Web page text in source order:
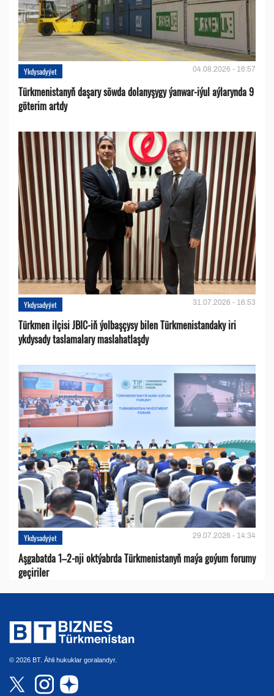
Ykdysadyýet 04.08.2026 - 16:57
Türkmenistanyň daşary söwda dolanyşygy ýanwar-iýul aýlarynda 9
göterim artdy
Ykdysadyýet 31.07.2026 - 16:53
Türkmen ilçisi JBIC-iň ýolbaşçysy bilen Türkmenistandaky iri
ykdysady taslamalary maslahatlaşdy
Ykdysadyýet 29.07.2026 - 14:34
Aşgabatda 1–2-nji oktýabrda Türkmenistanyň maýa goýum forumy
geçiriler
© 2026 BT. Ähli hukuklar goralandyr.